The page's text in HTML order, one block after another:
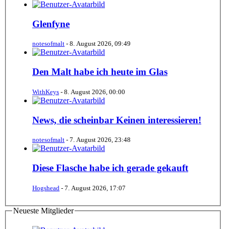
Glenfyne
notesofmalt - 8. August 2026, 09:49
Den Malt habe ich heute im Glas
WithKeys - 8. August 2026, 00:00
News, die scheinbar Keinen interessieren!
notesofmalt - 7. August 2026, 23:48
Diese Flasche habe ich gerade gekauft
Hogshead - 7. August 2026, 17:07
Neueste Mitglieder